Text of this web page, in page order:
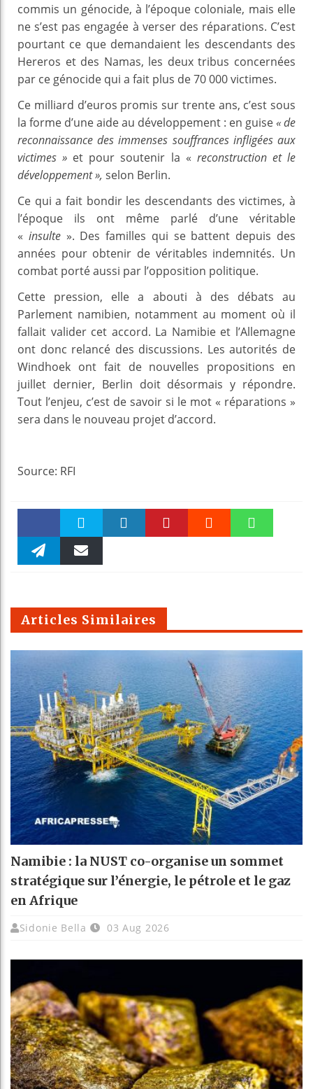
commis un génocide, à l’époque coloniale, mais elle
ne s’est pas engagée à verser des réparations. C’est
pourtant ce que demandaient les descendants des
Hereros et des Namas, les deux tribus concernées
par ce génocide qui a fait plus de 70 000 victimes.
Ce milliard d’euros promis sur trente ans, c’est sous
la forme d’une aide au développement : en guise« de
reconnaissance des immenses souffrances infligées aux
victimes » et pour soutenir la « reconstruction et le
développement », selon Berlin.
Ce qui a fait bondir les descendants des victimes, à
l’époque ils ont même parlé d’une véritable
« insulte». Des familles qui se battent depuis des
années pour obtenir de véritables indemnités. Un
combat porté aussi par l’opposition politique.
Cette pression, elle a abouti à des débats au
Parlement namibien, notamment au moment où il
fallait valider cet accord. La Namibie et l’Allemagne
ont donc relancé des discussions. Les autorités de
Windhoek ont fait de nouvelles propositions en
juillet dernier, Berlin doit désormais y répondre.
Tout l’enjeu, c’est de savoir si le mot « réparations »
sera dans le nouveau projet d’accord.
Source: RFI
Faceboo Twitter
m
Articles Similaires
Namibie : la NUST co-organise un sommet
stratégique sur l’énergie, le pétrole et le gaz
en Afrique
Sidonie Bella 03 Aug 2026